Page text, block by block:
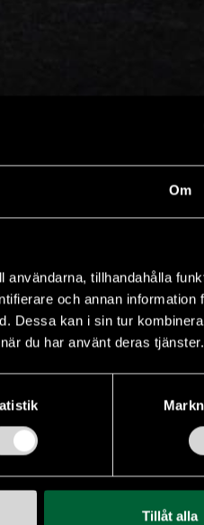
Om
tillhandahålla
och annan information
Dessa kan i sin tur
du har använt deras tjänster.
Tillåt alla
Mina favoriter Rensa